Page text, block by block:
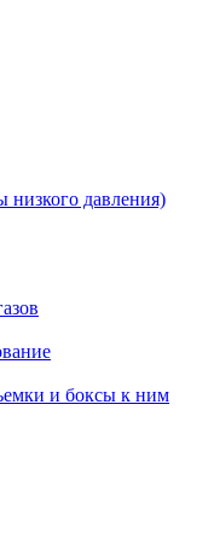
давления)
и боксы к ним